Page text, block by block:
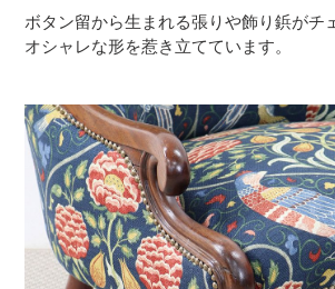
ボタン留から生まれる張りや飾り鋲がチ
オシャレな形を惹き立てています。